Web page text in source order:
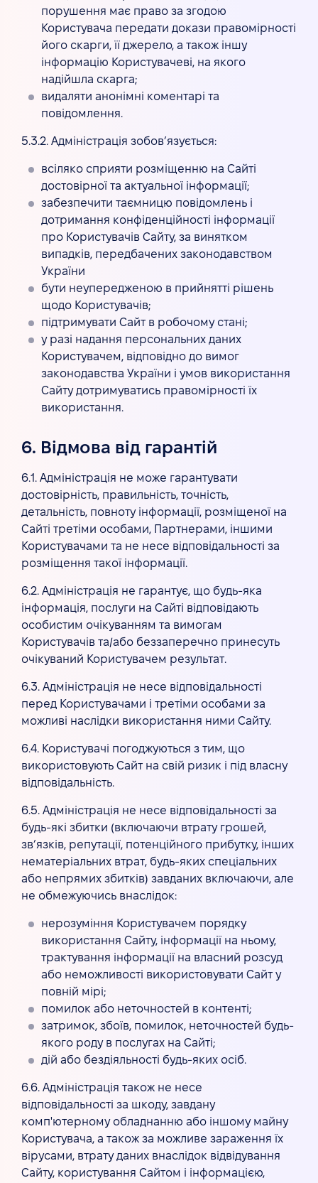
порушення має право за згодою
Користувача передати докази правомірності
його скарги, її джерело, а також іншу
інформацію Користувачеві, на якого
надійшла скарга;
видаляти анонімні коментарі та
повідомлення.
5.3.2. Адміністрація зобов’язується:
всіляко сприяти розміщенню на Сайті
достовірної та актуальної інформації;
забезпечити таємницю повідомлень і
дотримання конфіденційності інформації
про Користувачів Сайту, за винятком
випадків, передбачених законодавством
України
бути неупередженою в прийнятті рішень
щодо Користувачів;
підтримувати Сайт в робочому стані;
у разі надання персональних даних
Користувачем, відповідно до вимог
законодавства України і умов використання
Сайту дотримуватись правомірності їх
використання.
6. Відмова від гарантій
6.1. Адміністрація не може гарантувати
достовірність, правильність, точність,
детальність, повноту інформації, розміщеної на
Сайті третіми особами, Партнерами, іншими
Користувачами та не несе відповідальності за
розміщення такої інформації.
6.2. Адміністрація не гарантує, що будь-яка
інформація, послуги на Сайті відповідають
особистим очікуванням та вимогам
Користувачів та/або беззаперечно принесуть
очікуваний Користувачем результат.
6.3. Адміністрація не несе відповідальності
перед Користувачами і третіми особами за
можливі наслідки використання ними Сайту.
6.4. Користувачі погоджуються з тим, що
використовують Сайт на свій ризик і під власну
відповідальність.
6.5. Адміністрація не несе відповідальності за
будь-які збитки (включаючи втрату грошей,
зв’язків, репутації, потенційного прибутку, інших
нематеріальних втрат, будь-яких спеціальних
або непрямих збитків) завданих включаючи, але
не обмежуючись внаслідок:
нерозуміння Користувачем порядку
використання Сайту, інформації на ньому,
трактування інформації на власний розсуд
або неможливості використовувати Сайт у
повній мірі;
помилок або неточностей в контенті;
затримок, збоїв, помилок, неточностей будь-
якого роду в послугах на Сайті;
дій або бездіяльності будь-яких осіб.
6.6. Адміністрація також не несе
відповідальності за шкоду, завдану
комп'ютерному обладнанню або іншому майну
Користувача, а також за можливе зараження їх
вірусами, втрату даних внаслідок відвідування
Сайту, користування Сайтом і інформацією,